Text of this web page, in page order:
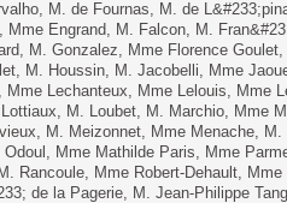
M. de Fournas, M. de
Mme Engrand, M. Falcon, M.
M. Gonzalez, Mme Florence
M. Houssin, M. Jacobelli, Mme
Mme Lechanteux, Mme Lelouis, Mme
M. Loubet, M. Marchio, Mme
M. Meizonnet, Mme Menache,
Odoul, Mme Mathilde Paris, Mme
Rancoule, Mme Robert-Dehault,
de la Pagerie, M. Jean-Philippe